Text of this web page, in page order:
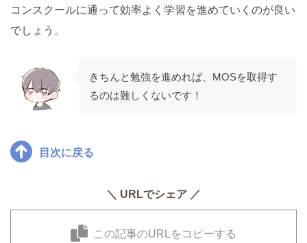
コンスクールに通って効率よく学習を進めていくのが良い
でしょう。
きちんと勉強を進めれば、MOSを取得す
るのは難しくないです！
目次に戻る
＼ URLでシェア ／
この記事のURLをコピーする